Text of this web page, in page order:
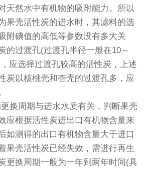
天然水中有机物的吸附能力。所以
果壳活性炭的进水时，其滤料的选
附碘值的高低等参数没有多大关
的过渡孔(过渡孔半径一般在10～
应选择过渡孔较高的活性炭，上述
炭以核桃壳和杏壳的过渡孔多，应
周期与进水水质有关，判断果壳
应根据活性炭进出口有机物含量来
如测得的出口有机物含量大于进口
果壳活性炭已经失效，需进行再生
更换周期一般为一年到两年时间(具